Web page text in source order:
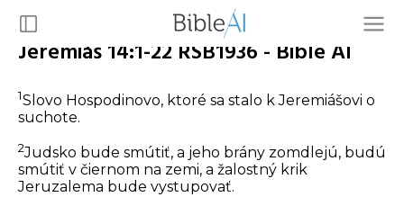
Jeremiáš 14:1-22 RSB1936 - Bible AI
1Slovo Hospodinovo, ktoré sa stalo k Jeremiášovi o
suchote.
2Judsko bude smútiť, a jeho brány zomdlejú, budú
smútiť v čiernom na zemi, a žalostný krik
Jeruzalema bude vystupovať.